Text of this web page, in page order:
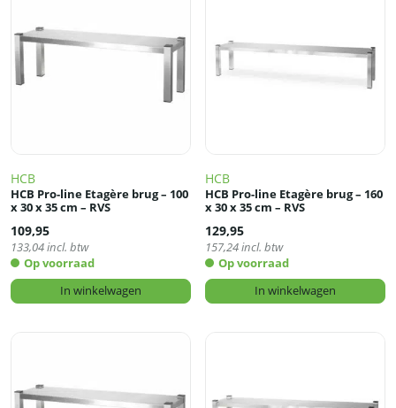
HCB
HCB Pro-line Etagère brug – 100
x 30 x 35 cm – RVS
109,95
133,04incl. btw
Op voorraad
In winkelwagen
HCB
HCB Pro-line Etagère brug – 160
x 30 x 35 cm – RVS
129,95
157,24incl. btw
Op voorraad
In winkelwagen